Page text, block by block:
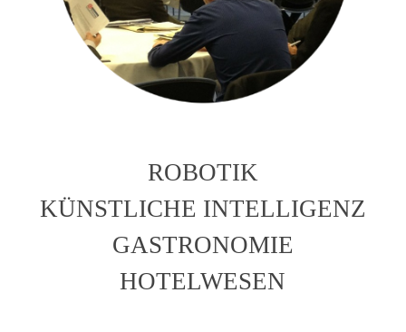
ROBOTIK
KÜNSTLICHE INTELLIGENZ
GASTRONOMIE
HOTELWESEN